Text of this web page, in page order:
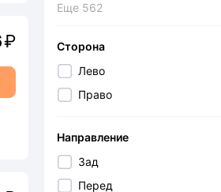
₽
ACCOR
ADDAX-Q
ADDINOL
AE
Еще 562
Сторона
Лево
Право
Направление
Зад
Перед